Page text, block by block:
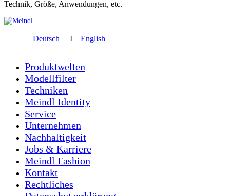
Technik, Größe, Anwendungen, etc.
Deutsch I English
Produktwelten
Modellfilter
Techniken
Meindl Identity
Service
Unternehmen
Nachhaltigkeit
Jobs & Karriere
Meindl Fashion
Kontakt
Rechtliches